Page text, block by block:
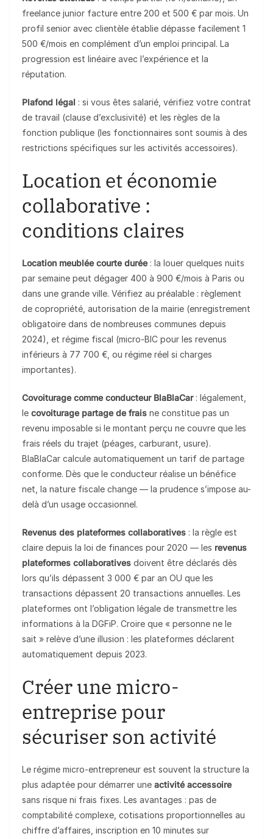
freelance junior facture entre 200 et 500 € par mois. Un
profil senior avec clientèle établie dépasse facilement 1
500 €/mois en complément d’un emploi principal. La
progression est linéaire avec l’expérience et la
réputation.
Plafond légal : si vous êtes salarié, vérifiez votre contrat
de travail (clause d’exclusivité) et les règles de la
fonction publique (les fonctionnaires sont soumis à des
restrictions spécifiques sur les activités accessoires).
Location et économie
collaborative :
conditions claires
Location meublée courte durée: la louer quelques nuits
par semaine peut dégager 400 à 900 €/mois à Paris ou
dans une grande ville. Vérifiez au préalable : règlement
de copropriété, autorisation de la mairie (enregistrement
obligatoire dans de nombreuses communes depuis
2024), et régime fiscal (micro-BIC pour les revenus
inférieurs à 77 700 €, ou régime réel si charges
importantes).
Covoiturage comme conducteur BlaBlaCar: légalement,
le covoiturage partage de frais ne constitue pas un
revenu imposable si le montant perçu ne couvre que les
frais réels du trajet (péages, carburant, usure).
BlaBlaCar calcule automatiquement un tarif de partage
conforme. Dès que le conducteur réalise un bénéfice
net, la nature fiscale change — la prudence s’impose au-
delà d’un usage occasionnel.
Revenus des plateformes collaboratives : la règle est
claire depuis la loi de finances pour 2020 — les revenus
plateformes collaboratives doivent être déclarés dès
lors qu’ils dépassent 3 000 € par an OU que les
transactions dépassent 20 transactions annuelles. Les
plateformes ont l’obligation légale de transmettre les
informations à la DGFiP. Croire que « personne ne le
sait » relève d’une illusion : les plateformes déclarent
automatiquement depuis 2023.
Créer une micro-
entreprise pour
sécuriser son activité
Le régime micro-entrepreneur est souvent la structure la
plus adaptée pour démarrer une activité accessoire
sans risque ni frais fixes. Les avantages : pas de
comptabilité complexe, cotisations proportionnelles au
chiffre d’affaires, inscription en 10 minutes sur